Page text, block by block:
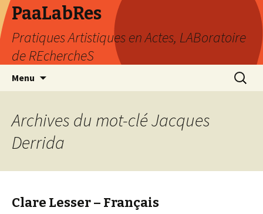
PaaLabRes
Pratiques Artistiques en Actes, LABoratoire
de REchercheS
Menu
principal
Archives du mot-clé Jacques
Derrida
Clare Lesser – Français